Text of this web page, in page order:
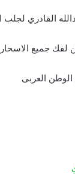
القادري
لفك جميع الاسحار
العربى